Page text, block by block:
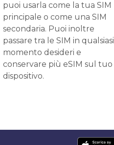
puoi usarla come la tua SIM
principale o come una SIM
secondaria. Puoi inoltre
passare tra le SIM in qualsiasi
momento desideri e
conservare più eSIM sul tuo
dispositivo.